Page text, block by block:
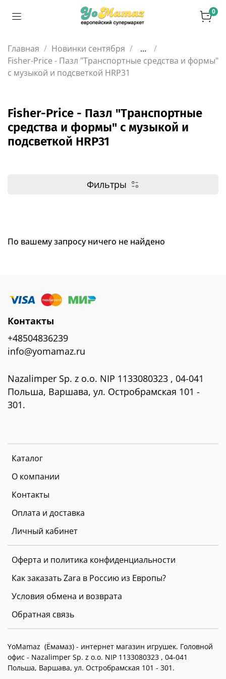
0
Главная Новинки сентября
...
Fisher-Price - Пазл "Транспортные средства и формы"
с музыкой и подсветкой HRP31
Fisher-Price - Пазл "Транспортные
средства и формы" с музыкой и
подсветкой HRP31
Фильтры
По вашему запросу ничего не найдено
Каталог
О компании
Контакты
Оплата и доставка
Личный кабинет
Оферта и политика конфиденциальности
Как заказать Zara в Россию из Европы?
Условия обмена и возврата
Обратная связь
Контакты
+48504836239
info@yomamaz.ru
Nazalimper Sp. z o.o. NIP 1133080323 , 04-041
Польша, Варшава, ул. Остробрамская 101 -
301.
YoMamaz (Ёмамаз) - интернет магазин игрушек. Головной
офис - Nazalimper Sp. z o.o. NIP 1133080323 , 04-041
Польша, Варшава, ул. Остробрамская 101 - 301.